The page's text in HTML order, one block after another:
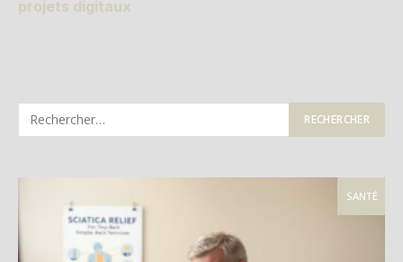
projets digitaux
SANTÉ